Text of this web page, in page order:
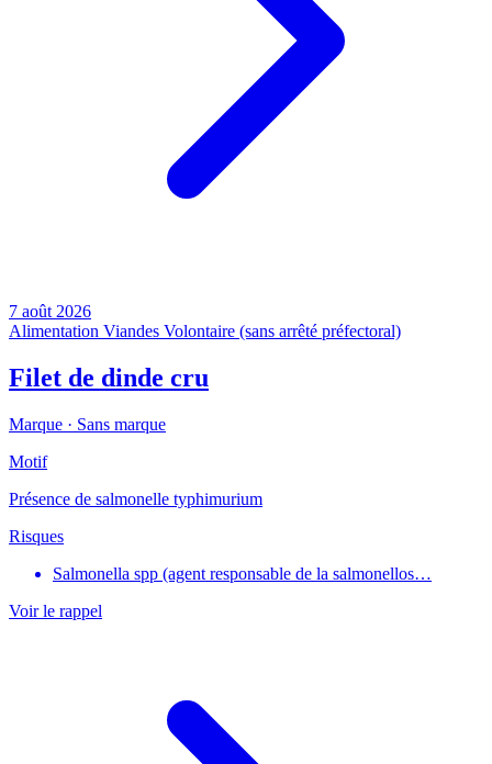
7 août 2026
Alimentation Viandes Volontaire (sans arrêté préfectoral)
Filet de dinde cru
Marque · Sans marque
Motif
Présence de salmonelle typhimurium
Risques
Salmonella spp (agent responsable de la salmonellos…
Voir le rappel